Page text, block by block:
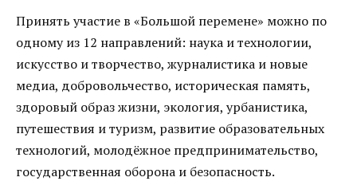
Принять участие в «Большой перемене» можно по
одному из 12 направлений: наука и технологии,
искусство и творчество, журналистика и новые
медиа, добровольчество, историческая память,
здоровый образ жизни, экология, урбанистика,
путешествия и туризм, развитие образовательных
технологий, молодёжное предпринимательство,
государственная оборона и безопасность.